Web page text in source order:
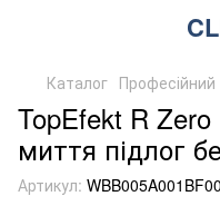
Каталог Професійний
TopEfekt R Zero
миття підлог
Артикул: